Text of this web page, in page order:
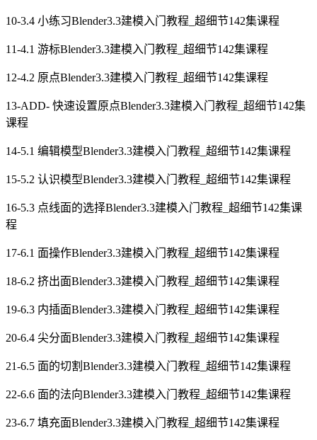
10-3.4 小练习Blender3.3建模入门教程_超细节142集课程
11-4.1 游标Blender3.3建模入门教程_超细节142集课程
12-4.2 原点Blender3.3建模入门教程_超细节142集课程
13-ADD- 快速设置原点Blender3.3建模入门教程_超细节142集
课程
14-5.1 编辑模型Blender3.3建模入门教程_超细节142集课程
15-5.2 认识模型Blender3.3建模入门教程_超细节142集课程
16-5.3 点线面的选择Blender3.3建模入门教程_超细节142集课
程
17-6.1 面操作Blender3.3建模入门教程_超细节142集课程
18-6.2 挤出面Blender3.3建模入门教程_超细节142集课程
19-6.3 内插面Blender3.3建模入门教程_超细节142集课程
20-6.4 尖分面Blender3.3建模入门教程_超细节142集课程
21-6.5 面的切割Blender3.3建模入门教程_超细节142集课程
22-6.6 面的法向Blender3.3建模入门教程_超细节142集课程
23-6.7 填充面Blender3.3建模入门教程_超细节142集课程